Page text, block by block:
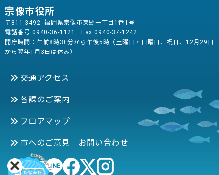
宗像市役所
〒811-3492 福岡県宗像市東郷一丁目1番1号
電話番号:0940-36-1121
Fax:0940-37-1242
開庁時間：午前8時30分から午後5時（土曜日・日曜日、祝日、12月29日
から翌年1月3日は休み）
交通アクセス
各課のご案内
フロアマップ
市へのご意見 お問い合わせ